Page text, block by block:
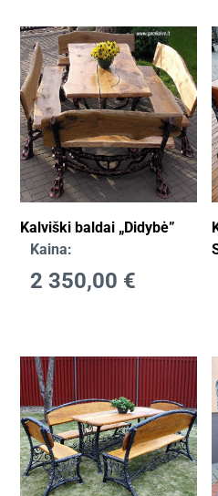
Kalviški baldai „Didybė”
Kaina:
2 350,00 €